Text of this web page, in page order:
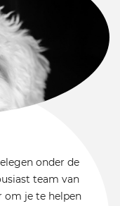
onder de
team van
om je te helpen